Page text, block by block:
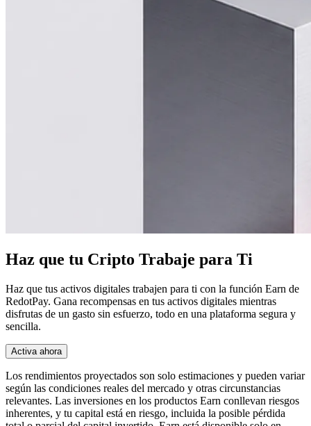
Haz que tu Cripto Trabaje para Ti
Haz que tus activos digitales trabajen para ti con la función Earn de
RedotPay. Gana recompensas en tus activos digitales mientras
disfrutas de un gasto sin esfuerzo, todo en una plataforma segura y
sencilla.
Activa ahora
Los rendimientos proyectados son solo estimaciones y pueden variar
según las condiciones reales del mercado y otras circunstancias
relevantes. Las inversiones en los productos Earn conllevan riesgos
inherentes, y tu capital está en riesgo, incluida la posible pérdida